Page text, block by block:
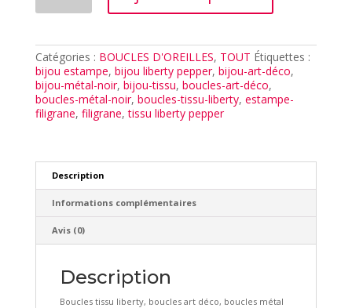
Catégories : BOUCLES D'OREILLES, TOUT Étiquettes :
bijou estampe, bijou liberty pepper, bijou-art-déco,
bijou-métal-noir, bijou-tissu, boucles-art-déco,
boucles-métal-noir, boucles-tissu-liberty, estampe-
filigrane, filigrane,tissu liberty pepper
Description
Informations complémentaires
Avis (0)
Description
Boucles tissu liberty, boucles art déco, boucles métal